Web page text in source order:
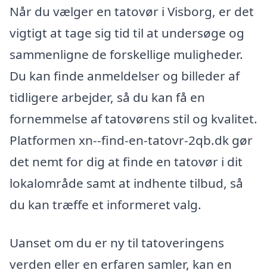
Når du vælger en tatovør i Visborg, er det
vigtigt at tage sig tid til at undersøge og
sammenligne de forskellige muligheder.
Du kan finde anmeldelser og billeder af
tidligere arbejder, så du kan få en
fornemmelse af tatovørens stil og kvalitet.
Platformen xn--find-en-tatovr-2qb.dk gør
det nemt for dig at finde en tatovør i dit
lokalområde samt at indhente tilbud, så
du kan træffe et informeret valg.
Uanset om du er ny til tatoveringens
verden eller en erfaren samler, kan en